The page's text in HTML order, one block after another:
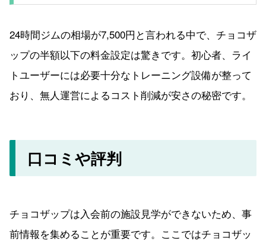
24時間ジムの相場が7,500円と言われる中で、チョコザ
ップの半額以下の料金設定は驚きです。初心者、ライ
トユーザーには必要十分なトレーニング設備が整って
おり、無人運営によるコスト削減が安さの秘密です。
口コミや評判
チョコザップは入会前の施設見学ができないため、事
前情報を集めることが重要です。ここではチョコザッ